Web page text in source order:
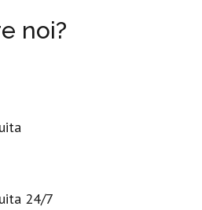
noi?
24/7